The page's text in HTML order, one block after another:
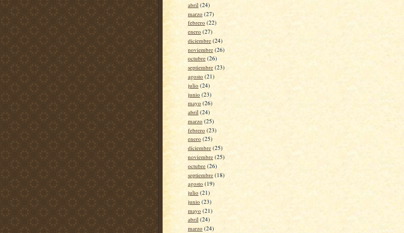
abril (24)
marzo (27)
febrero (22)
enero (27)
diciembre (24)
noviembre (26)
octubre (26)
septiembre (23)
agosto (21)
julio (24)
junio (23)
mayo (26)
abril (24)
marzo (25)
febrero (23)
enero (25)
diciembre (25)
noviembre (25)
octubre (26)
septiembre (18)
agosto (19)
julio (21)
junio (23)
mayo (21)
abril (24)
marzo (24)